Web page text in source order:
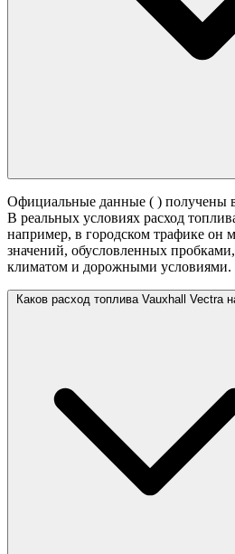
Официальные данные ( ) получены
В реальных условиях расход
например, в городском трафике он
значений, обусловленных
климатом и дорожными условиями.
Каков расход топлива Vauxhall Vectra